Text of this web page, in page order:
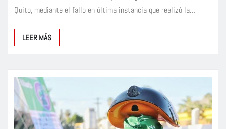
Quito, mediante el fallo en última instancia que realizó la…
LEER MÁS